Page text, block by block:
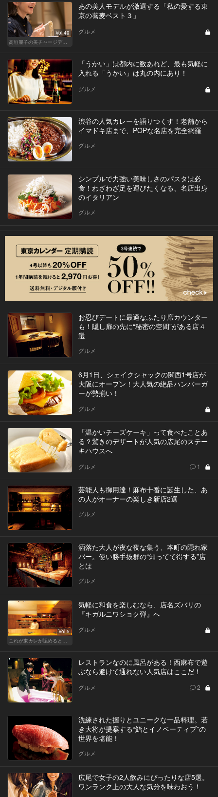
Vol.49
高垣麗子の美チャージディナー
あの美人モデルが激選する「私の愛する東
京の蕎麦ベスト３」
グルメ
「うかい」は都内に数あれど、最も気軽に
入れる「うかい」は丸の内にあり！
グルメ
渋谷の人気カレーを語りつくす！老舗から
イマドキ店まで、POPな名店を完全網羅
グルメ
シンプルで力強い美味しさのパスタは必
食！わざわざ足を運びたくなる、名店出身
のイタリアン
グルメ
お忍びデートに最適なふたり席カウンター
も！隠し扉の先に“秘密の空間”がある店４
選
グルメ
6月1日、シェイクシャックの関西1号店が
大阪にオープン！大人気の絶品ハンバーガ
ーが勢揃い！
グルメ
「温かいチーズケーキ」って食べたことあ
る？驚きのデザートが人気の広尾のステー
キハウスへ
グルメ 1
芸能人も御用達！麻布十番に誕生した、あ
の人がオーナーの楽しき新店2選
グルメ
洒落た大人が夜な夜な集う、本町の隠れ家
バー。使い勝手抜群の“知ってて得する”店
とは
グルメ
Vol.5
これが東カレが認めるとっておきの和食店
気軽に和食を楽しむなら、店名ズバリの
『キガルニワショク弾』へ
グルメ
レストランなのに風呂がある！西麻布で遊
ぶなら避けて通れない人気店はここだ！
グルメ 2
洗練された握りとユニークな一品料理。若
き大将が提案する“鮨とイノベーティブ”の
世界を堪能！
グルメ
広尾で女子の2人飲みにぴったりな店5選。
ワンランク上の大人な気分を味わおう！